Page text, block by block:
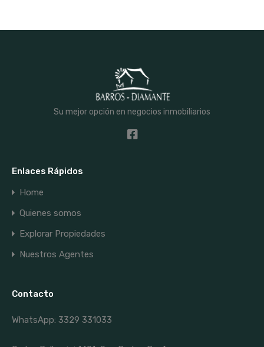
Su mejor opción en negocios inmobiliarios
Enlaces Rápidos
Home
Quienes somos
Explorar Propiedades
Nuestros Agentes
Contacto
WhatsApp: 3329 331033